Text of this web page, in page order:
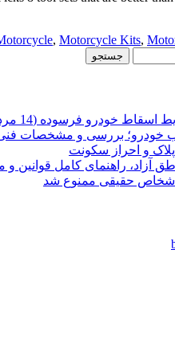
, Motorcycle Kits,
خودرو فرسوده (14 مرداد 1405)
و احراز سکونت
آزاد، راهنمای کامل قوانین و
حقیقی ممنوع شد